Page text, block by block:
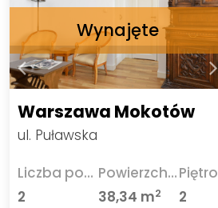
Warszawa Mokotów
ul. Puławska
Liczba pokoi
2
Powierzchnia
38,34 m2
Piętro
2